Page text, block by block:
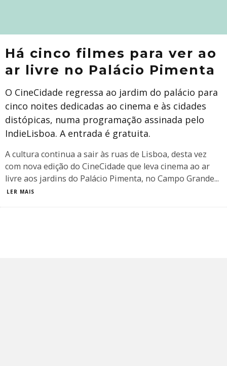
Há cinco filmes para ver ao
ar livre no Palácio Pimenta
O CineCidade regressa ao jardim do palácio para
cinco noites dedicadas ao cinema e às cidades
distópicas, numa programação assinada pelo
IndieLisboa. A entrada é gratuita.
A cultura continua a sair às ruas de Lisboa, desta vez
com nova edição do CineCidade que leva cinema ao ar
livre aos jardins do Palácio Pimenta, no Campo Grande...
LER MAIS